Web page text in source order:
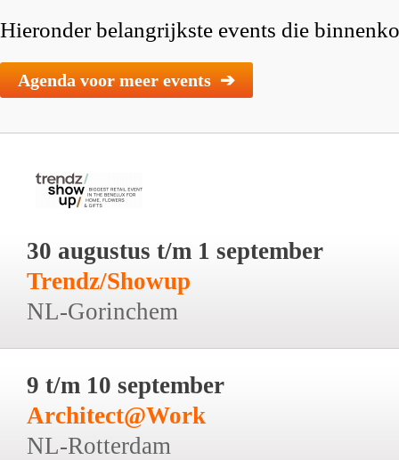
Hieronder belangrijkste events die
Agenda voor meer events ➔
30 augustus t/m 1 september
Trendz/Showup
NL-Gorinchem
9 t/m 10 september
Architect@Work
NL-Rotterdam